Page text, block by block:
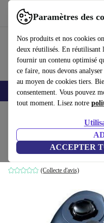
Paramètres des
Nos produits et nos cookies
deux réutilisés. En réutilisant
fournir un contenu optimisé
ce faire, nous devons
au moyen de cookies tiers.
consentement. Vous pouvez
tout moment. Lisez notre
ACCEPTER
Utilisez refurbed rapidement et
Smartphones Laptops
Logitech Dual
Gris
(Collecte d'avis)